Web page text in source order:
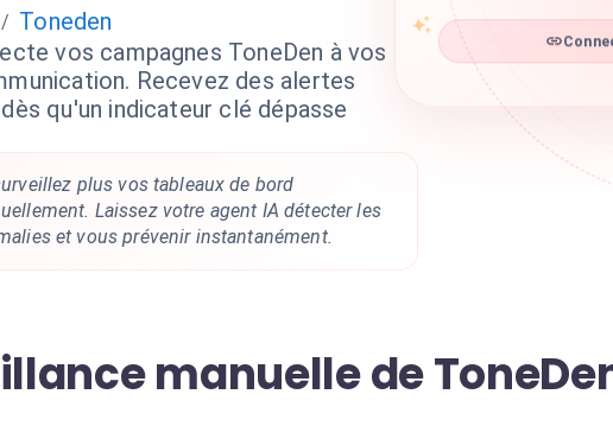
/ Toneden
vos campagnes ToneDen à vos
Recevez des alertes
qu'un indicateur clé dépasse
plus vos tableaux de bord
Laissez votre agent IA détecter les
et vous prévenir instantanément.
manuelle de